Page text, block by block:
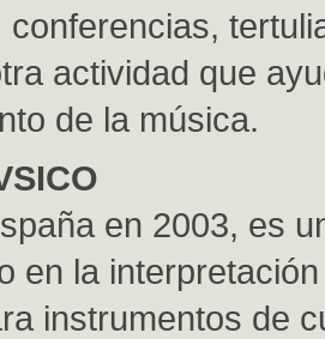
conferencias,
actividad que
de la música.
en 2003, es
en la
instrumentos de